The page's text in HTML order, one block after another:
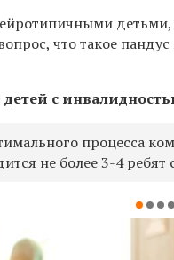
что такое
с
процесса
не более 3-4 ребят